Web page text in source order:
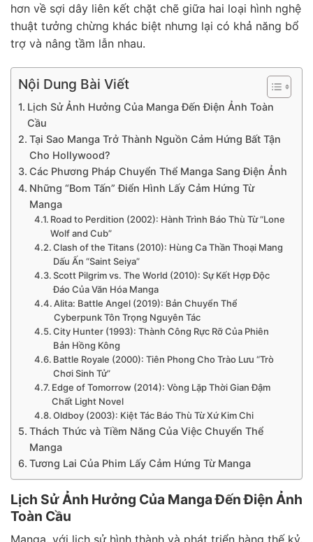
hơn về sợi dây liên kết chặt chẽ giữa hai loại hình nghệ
thuật tưởng chừng khác biệt nhưng lại có khả năng bổ
trợ và nâng tầm lẫn nhau.
Nội Dung Bài Viết
Lịch Sử Ảnh Hưởng Của Manga Đến Điện Ảnh Toàn
Cầu
Tại Sao Manga Trở Thành Nguồn Cảm Hứng Bất Tận
Cho Hollywood?
Các Phương Pháp Chuyển Thể Manga Sang Điện Ảnh
Những “Bom Tấn” Điển Hình Lấy Cảm Hứng Từ
Manga
Road to Perdition (2002): Hành Trình Báo Thù Từ “Lone
Wolf and Cub”
Clash of the Titans (2010): Hùng Ca Thần Thoại Mang
Dấu Ấn “Saint Seiya”
Scott Pilgrim vs. The World (2010): Sự Kết Hợp Độc
Đáo Của Văn Hóa Manga
Alita: Battle Angel (2019): Bản Chuyển Thể
Cyberpunk Tôn Trọng Nguyên Tác
City Hunter (1993): Thành Công Rực Rỡ Của Phiên
Bản Hồng Kông
Battle Royale (2000): Tiên Phong Cho Trào Lưu “Trò
Chơi Sinh Tử”
Edge of Tomorrow (2014): Vòng Lặp Thời Gian Đậm
Chất Light Novel
Oldboy (2003): Kiệt Tác Báo Thù Từ Xứ Kim Chi
Thách Thức và Tiềm Năng Của Việc Chuyển Thể
Manga
Tương Lai Của Phim Lấy Cảm Hứng Từ Manga
Lịch Sử Ảnh Hưởng Của Manga Đến Điện Ảnh
Toàn Cầu